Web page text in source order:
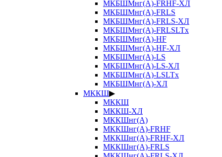
МКБШМнг(А)-FRHF-ХЛ
МКБШМнг(А)-FRLS
МКБШМнг(А)-FRLS-ХЛ
МКБШМнг(А)-FRLSLTx
МКБШМнг(А)-HF
МКБШМнг(А)-HF-ХЛ
МКБШМнг(А)-LS
МКБШМнг(А)-LS-ХЛ
МКБШМнг(А)-LSLTx
МКБШМнг(А)-ХЛ
МККШ▶
МККШ
МККШ-ХЛ
МККШнг(А)
МККШнг(А)-FRHF
МККШнг(А)-FRHF-ХЛ
МККШнг(А)-FRLS